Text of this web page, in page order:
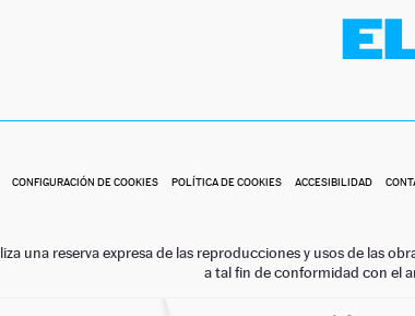
CONFIGURACIÓN DE COOKIES POLÍTICA DE COOKIES ACCESIBILIDAD
una reserva expresa de las reproducciones y usos de las
a tal fin de conformidad con el